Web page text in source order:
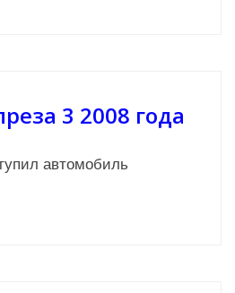
3 2008 года
автомобиль